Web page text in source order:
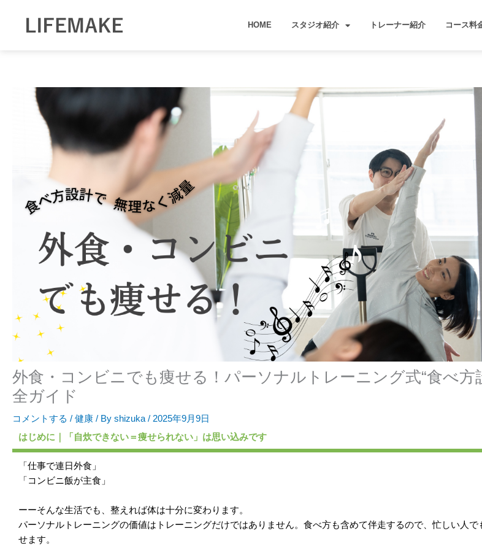
HOME スタジオ紹介 トレーナー紹介 コース料
外食・コンビニでも痩せる！パーソナルトレーニング式“食べ方
全ガイド
コメントする / 健康 / By shizuka / 2025年9月9日
はじめに｜「自炊できない＝痩せられない」は思い込みです
「仕事で連日外食」
「コンビニ飯が主食」
ーーそんな生活でも、整えれば体は十分に変わります。
パーソナルトレーニングの価値はトレーニングだけではありません。食べ方も含めて伴走するので、忙しい人で
せます。